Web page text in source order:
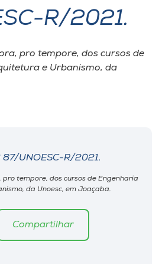
R/2021.
pro tempore, dos cursos de
e Urbanismo, da
87/UNOESC-R/2021.
tempore, dos cursos de Engenharia
da Unoesc, em Joaçaba.
Compartilhar